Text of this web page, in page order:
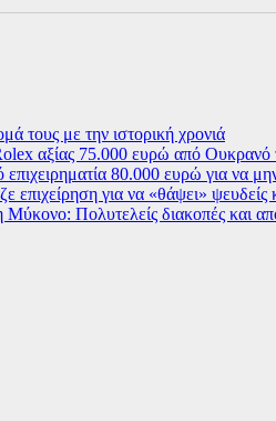
τους με την ιστορική χρονιά
αξίας 75.000 ευρώ από Ουκρανό
80.000 ευρώ για να
επιχείρηση για να «θάψει»
Πολυτελείς διακοπές και